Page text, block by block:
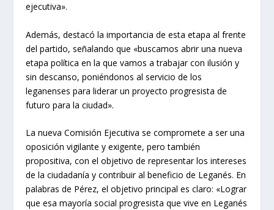
ejecutiva».
Además, destacó la importancia de esta etapa al frente
del partido, señalando que «buscamos abrir una nueva
etapa política en la que vamos a trabajar con ilusión y
sin descanso, poniéndonos al servicio de los
leganenses para liderar un proyecto progresista de
futuro para la ciudad».
La nueva Comisión Ejecutiva se compromete a ser una
oposición vigilante y exigente, pero también
propositiva, con el objetivo de representar los intereses
de la ciudadanía y contribuir al beneficio de Leganés. En
palabras de Pérez, el objetivo principal es claro: «Lograr
que esa mayoría social progresista que vive en Leganés